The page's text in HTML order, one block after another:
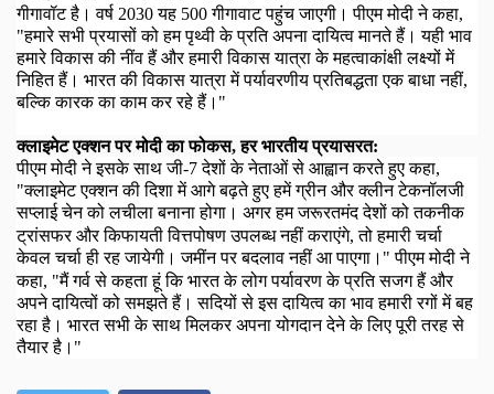
गीगावॉट है। वर्ष 2030यह 500गीगावाट पहुंच जाएगी। पीएम मोदी ने कहा,
"हमारे सभी प्रयासों को हम पृथ्वी के प्रति अपना दायित्व मानते हैं। यही भाव
हमारे विकास की नींव हैं और हमारी विकास यात्रा के महत्वाकांक्षी लक्ष्यों में
निहित हैं। भारत की विकास यात्रा में पर्यावरणीय प्रतिबद्धता एक बाधा नहीं,
बल्कि कारक का काम कर रहे हैं।"
क्लाइमेट एक्शन पर मोदी का फोकस,हर भारतीय प्रयासरत:
पीएम मोदी ने इसके साथ जी-7देशों के नेताओं से आह्वान करते हुए कहा,
"क्लाइमेट एक्शन की दिशा में आगे बढ़ते हुए हमें ग्रीन और क्लीन टेकनॉलजी
सप्लाई चेन को लचीला बनाना होगा । अगर हम जरूरतमंद देशों को तकनीक
ट्रांसफर और किफायती वित्तपोषण उपलब्ध नहीं कराएंगे,तो हमारी चर्चा
केवल चर्चा ही रह जायेगी । जमींन पर बदलाव नहीं आ पाएगा।" पीएम मोदी ने
कहा, "मैं गर्व से कहता हूं कि भारत के लोग पर्यावरण के प्रति सजग हैं और
अपने दायित्वों को समझते हैं। सदियों से इस दायित्व का भाव हमारी रगों में बह
रहा है। भारत सभी के साथ मिलकर अपना योगदान देने के लिए पूरी तरह से
तैयार है ।"